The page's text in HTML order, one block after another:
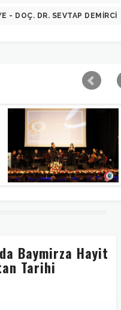
- DOÇ. DR. SEVTAP DEMIRCI
Baymirza Hayit
Tarihi